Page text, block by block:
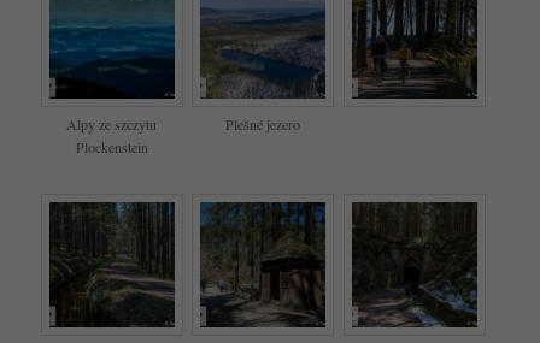
Alpy ze szczytu
Plockenstein
Plešné jezero